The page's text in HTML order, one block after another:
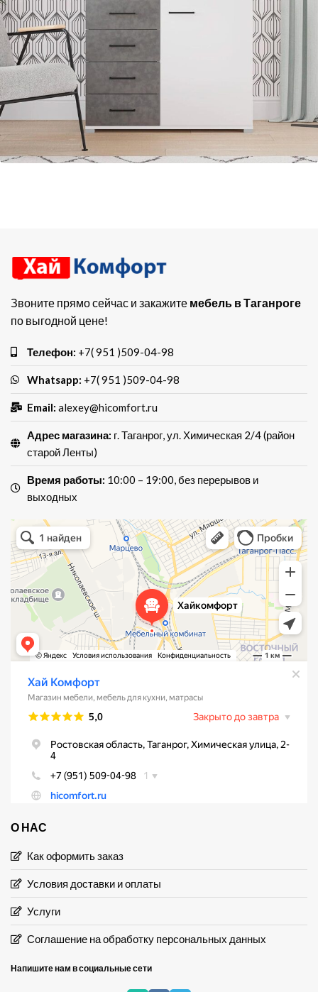
Звоните прямо сейчас и закажите мебель в Таганроге
по выгодной цене!
Телефон: +7( 951 )509-04-98
Whatsapp: +7( 951 )509-04-98
Email: alexey@hicomfort.ru
Адрес магазина: г. Таганрог, ул. Химическая 2/4 (район
старой Ленты)
Время работы: 10:00 – 19:00, без перерывов и
выходных
Хай Комфорт
Магазин мебели в Таганроге
Мебель для кухни в Таганроге
О НАС
Как оформить заказ
Условия доставки и оплаты
Услуги
Соглашение на обработку персональных данных
Напишите нам в социальные сети